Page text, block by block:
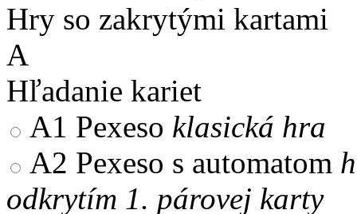
Hry so zakrytými kartami
A
Hľadanie kariet
A1 Pexeso klasická hra
A2 Pexeso s automatom
odkrytím 1. párovej karty